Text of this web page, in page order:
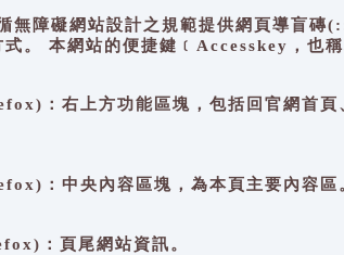
無障礙網站設計之規範提供網頁導盲
本網站的便捷鍵﹝Accesskey，也稱
右上方功能區塊，包括回官網首頁
：中央內容區塊，為本頁主要內容區
：頁尾網站資訊。